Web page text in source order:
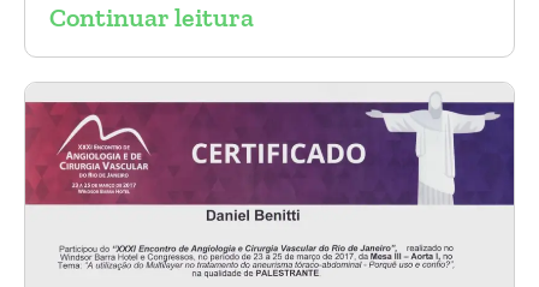
Continuar leitura